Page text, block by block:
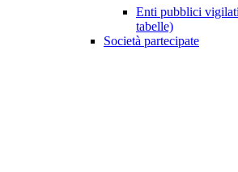
Enti pubblici
tabelle)
Società partecipate